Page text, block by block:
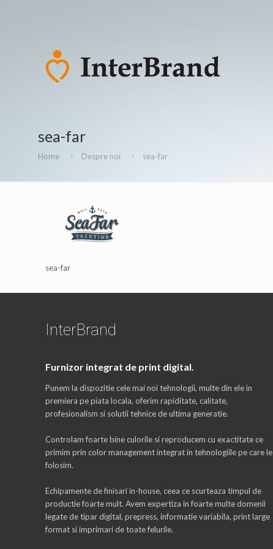
sea-far
Home Despre noi sea-far
sea-far
InterBrand
Furnizor integrat de print digital.
Punem la dispozitie cele mai noi tehnologii, multe din ele in
premiera pe piata locala, oferim rapiditate, calitate,
profesionalism si solutii tehnice de ultima generatie.
Controlam foarte bine culorile si reproducem cu exactitate ce
primim prin color management integrat in tehnologiile pe care le
folosim.
Echipamente de finisari in-house, ceea ce scurteaza timpul de
productie foarte mult. Avem expertiza in foarte multe domenii
legate de tipar digital, prepress, informatie variabila, print large
format si imprimari de toate felurile.